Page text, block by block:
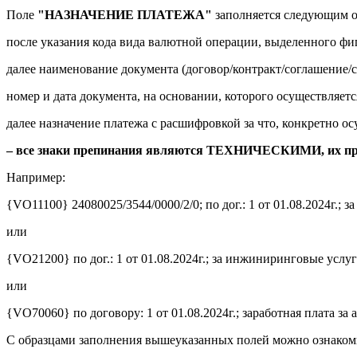
Поле "НАЗНАЧЕНИЕ ПЛАТЕЖА" заполняется следующим
после указания кода вида валютной операции, выделенного
далее наименование документа (договор/контракт/
номер и дата документа, на основании, которого
далее назначение платежа с расшифровкой за что, конкретно
– все знаки препинания являются ТЕХНИЧЕСКИМИ, их
Например:
{VO11100} 24080025/3544/0000/2/0; по дог.: 1 от 01.08.2024г.;
или
{VO21200} по дог.: 1 от 01.08.2024г.; за инжиниринговые
или
{VO70060} по договору: 1 от 01.08.2024г.; заработная плата за
С образцами заполнения вышеуказанных полей можно